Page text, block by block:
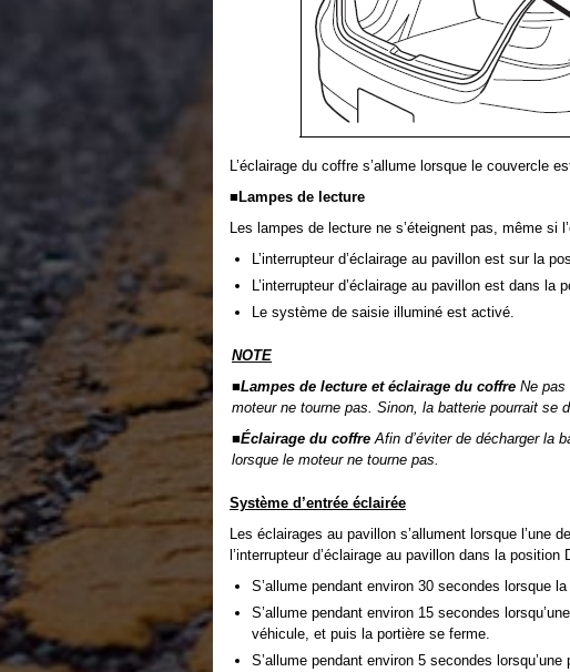
L’éclairage du coffre s’allume lorsque le couvercle
■Lampes de lecture
Les lampes de lecture ne s’éteignent pas, même si
L’interrupteur d’éclairage au pavillon est sur la
L’interrupteur d’éclairage au pavillon est dans
Le système de saisie illuminé est activé.
NOTE
■Lampes de lecture et éclairage du coffre Ne pas
moteur ne tourne pas. Sinon, la batterie pourrait se
■Éclairage du coffre Afin d’éviter de décharger la
lorsque le moteur ne tourne pas.
Système d’entrée éclairée
Les éclairages au pavillon s’allument lorsque l’une
l’interrupteur d’éclairage au pavillon dans la
S’allume pendant environ 30 secondes lorsque
S’allume pendant environ 15 secondes
véhicule, et puis la portière se ferme.
S’allume pendant environ 5 secondes